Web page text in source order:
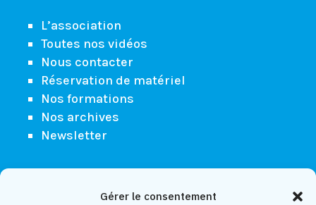
Gérer le consentement
L’association
Toutes nos vidéos
Nous contacter
Réservation de matériel
Nos formations
Nos archives
Newsletter